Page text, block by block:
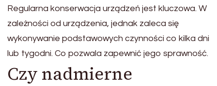
Regularna konserwacja urządzeń jest kluczowa. W
zależności od urządzenia, jednak zaleca się
wykonywanie podstawowych czynności co kilka dni
lub tygodni. Co pozwala zapewnić jego sprawność.
Czy nadmierne